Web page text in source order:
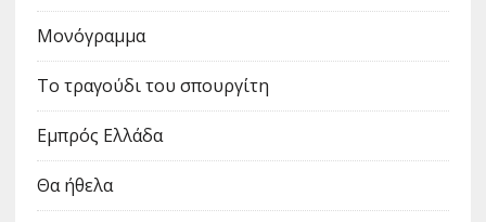
Μονόγραμμα
Το τραγούδι του σπουργίτη
Εμπρός Ελλάδα
Θα ήθελα